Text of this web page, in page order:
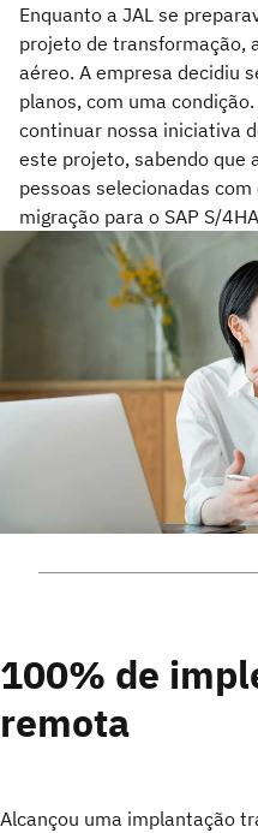
Enquanto a JAL se
projeto de transformação,
aéreo. A empresa decidiu
planos, com uma
continuar nossa iniciativa
este projeto, sabendo que
pessoas selecionadas
migração para o SAP S/
100% de
remota
Alcançou uma implantação